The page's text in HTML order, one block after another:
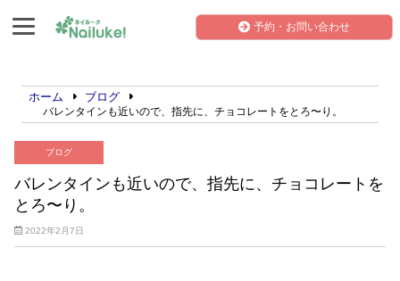
予約・お問い合わせ
ホーム ブログ
バレンタインも近いので、指先に、チョコレートをとろ〜り。
ブログ
バレンタインも近いので、指先に、チョコレートを
とろ〜り。
2022年2月7日